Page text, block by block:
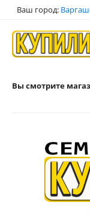
Ваш город:
Вы смотрите